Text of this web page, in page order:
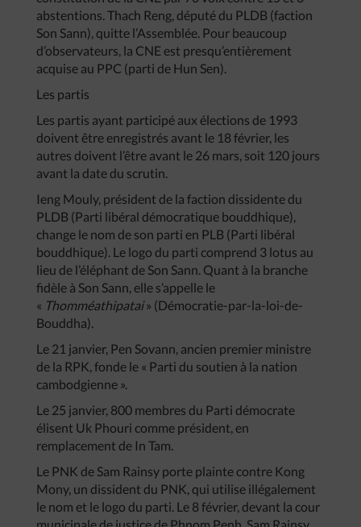
abstentions. Thach Reng, député du PLDB (faction
Son Sann), quitte l’Assemblée. Pour beaucoup
d’observateurs, la CNE est presqu’entièrement
acquise au PPC (parti de Hun Sen).
Les partis
Les partis ayant participé aux élections de 1993
doivent être enregistrés avant le 18 février, les
autres doivent l’être avant le 26 mars, soit 120 jours
avant la date du scrutin.
Ieng Mouly, président de la faction dissidente du
PLDB (Parti libéral démocratique bouddhique),
change le nom de son parti en PLB (Parti libéral
bouddhique). Le logo du parti comprend 3 lotus au
lieu de l’éléphant de Son Sann. Quant à la branche
fidèle à Son Sann, elle s’appelle le
« Thomméathipatai» (Démocratie-par-la-loi-de-
Bouddha).
Le 21 janvier, Pen Sovann, ancien premier ministre
de la RPK, fonde le « Parti du soutien à la nation
cambodgienne ».
Le 25 janvier, 800 membres du Parti démocrate
élisent Uk Phouri comme président, en
remplacement de In Tam.
Le PNK de Sam Rainsy porte plainte contre Kong
Mony, un dissident du PNK, qui utilise illégalement
le nom et le logo du parti. Le 8 février, devant la cour